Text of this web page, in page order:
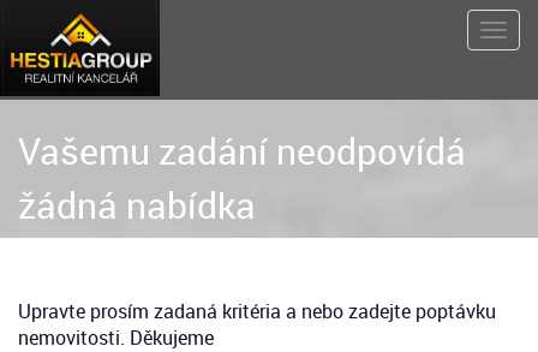
Vašemu zadání neodpovídá
žádná nabídka
Upravte prosím zadaná kritéria a nebo zadejte poptávku
nemovitosti. Děkujeme